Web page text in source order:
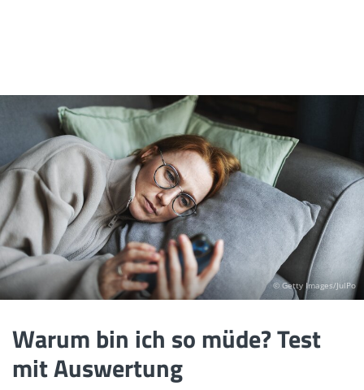
© Getty Images/JulPo
Warum bin ich so müde? Test
mit Auswertung